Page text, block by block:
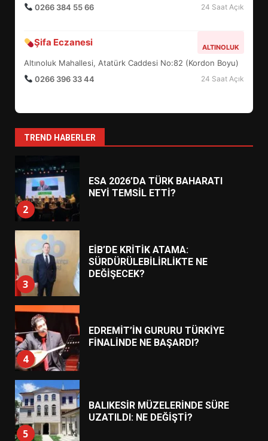
0266 384 55 66
24 Saat Açık
Şifa Eczanesi ALTINOLUK
Altınoluk Mahallesi, Atatürk Caddesi No:82 (Kordon Boyu)
0266 396 33 44
24 Saat Açık
TREND HABERLER
7
YENİ YÖNETİM NASIL
ŞEKİLLENDİ?
1
HAREKETE GEÇİYOR: GÖZLER
2
ESA 2026’DA TÜRK BAHARATI
NEYİ TEMSİL ETTİ?
3
EİB’DE KRİTİK ATAMA:
SÜRDÜRÜLEBİLİRLİKTE NE
DEĞİŞECEK?
4
EDREMİT’İN GURURU TÜRKİYE
FİNALİNDE NE BAŞARDI?
5
BALIKESİR MÜZELERİNDE SÜRE
UZATILDI: NE DEĞİŞTİ?